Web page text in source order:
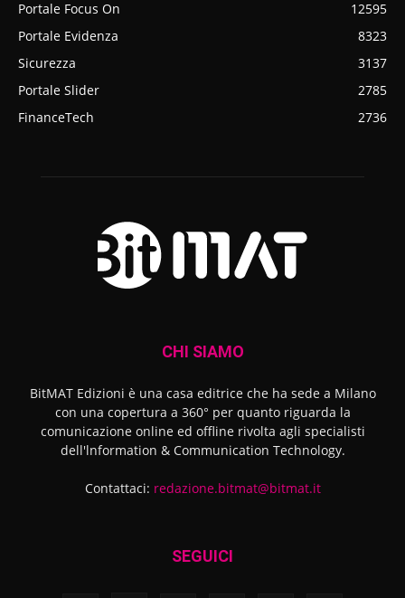
Portale Focus On
12595
Portale Evidenza
8323
Sicurezza
3137
Portale Slider
2785
FinanceTech
2736
CHI SIAMO
BitMAT Edizioni è una casa editrice che ha sede a Milano
con una copertura a 360° per quanto riguarda la
comunicazione online ed offline rivolta agli specialisti
dell'lnformation & Communication Technology.
Contattaci: redazione.bitmat@bitmat.it
SEGUICI